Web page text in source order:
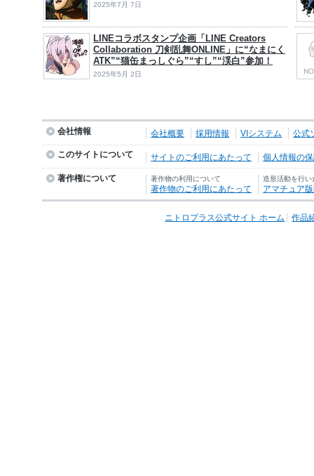
2025年7月 7日
LINEコラボスタンプ企画「LINE Creators
Collaboration 刀剣乱舞ONLINE」に“なまにく
ATK”“猫缶まっしぐら”“すし”“渓白”参加！
2025年5月 2日
会社情報 会社概要 採用情報 VIシステム 公式
このサイトについて サイトのご利用にあたって 個人情報の
著作権について 著作物の利用について
著作物のご利用にあたって
造形活動を行い
アマチュア
ニトロプラス公式サイト ホーム 作品